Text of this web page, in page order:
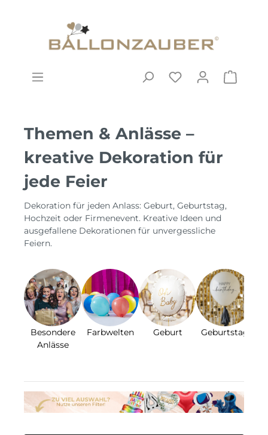
Themen & Anlässe –
kreative Dekoration für
jede Feier
Dekoration für jeden Anlass: Geburt, Geburtstag,
Hochzeit oder Firmenevent. Kreative Ideen und
ausgefallene Dekorationen für unvergessliche
Feiern.
Besondere
Anlässe
Farbwelten Geburt Geburtstag